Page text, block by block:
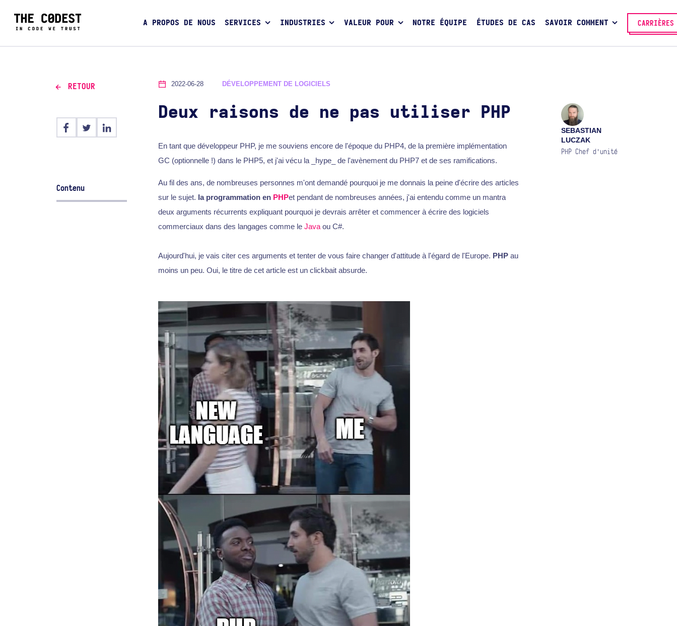
A PROPOS DE NOUS SERVICES INDUSTRIES VALEUR POUR NOTRE ÉQUIPE ÉTUDES DE CAS SAVOIR COMMENT CARRIÈRES
RETOUR
Contenu
2022-06-28 DÉVELOPPEMENT DE LOGICIELS
Deux raisons de ne pas utiliser PHP
SEBASTIAN
LUCZAK
PHP Chef d'unité
En tant que développeur PHP, je me souviens encore de l'époque du PHP4, de la première implémentation
GC (optionnelle !) dans le PHP5, et j'ai vécu la _hype_ de l'avènement du PHP7 et de ses ramifications.
Au fil des ans, de nombreuses personnes m'ont demandé pourquoi je me donnais la peine d'écrire des articles
sur le sujet. la programmation en PHPet pendant de nombreuses années, j'ai entendu comme un mantra
deux arguments récurrents expliquant pourquoi je devrais arrêter et commencer à écrire des logiciels
commerciaux dans des langages comme le Javaou C#.
Aujourd'hui, je vais citer ces arguments et tenter de vous faire changer d'attitude à l'égard de l'Europe. PHPau
moins un peu. Oui, le titre de cet article est un clickbait absurde.